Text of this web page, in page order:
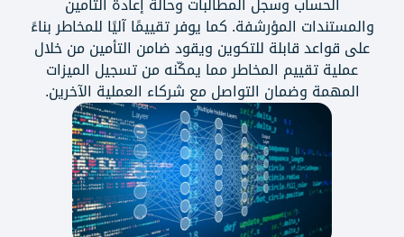
والمستندات المؤرشفة. كما يوفر تقييمًا آليًا للمخاطر بناءً
على قواعد قابلة للتكوين ويقود ضامن التأمين من خلال
عملية تقييم المخاطر مما يمكّنه من تسجيل الميزات
المهمة وضمان التواصل مع شركاء العملية الآخرين.